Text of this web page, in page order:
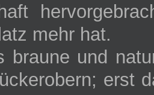
mehr hat.
braune und
erst